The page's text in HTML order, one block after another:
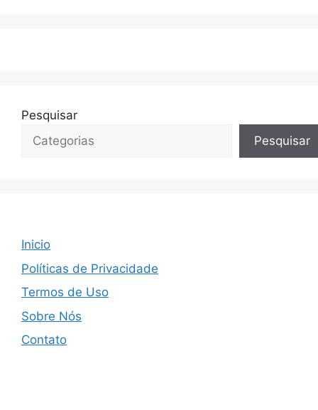
Pesquisar
Pesquisar
Inicio
Políticas de Privacidade
Termos de Uso
Sobre Nós
Contato